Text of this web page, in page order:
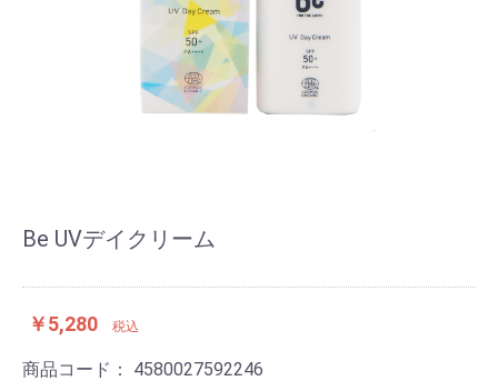
Be UVデイクリーム
￥5,280 税込
商品コード： 4580027592246